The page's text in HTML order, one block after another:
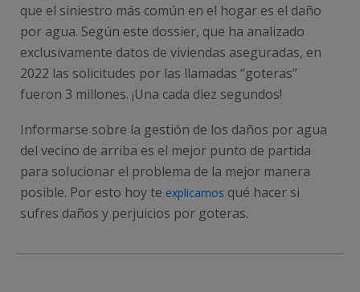
que el siniestro más común en el hogar es el daño
por agua. Según este dossier, que ha analizado
exclusivamente datos de viviendas aseguradas, en
2022 las solicitudes por las llamadas “goteras”
fueron 3 millones. ¡Una cada diez segundos!
Informarse sobre la gestión de los daños por agua
del vecino de arriba es el mejor punto de partida
para solucionar el problema de la mejor manera
posible. Por esto hoy te explicamos qué hacer si
sufres daños y perjuicios por goteras.